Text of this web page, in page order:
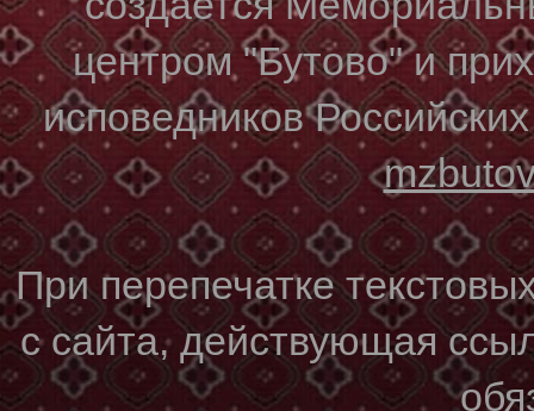
центром "Бутово" и
исповедников
При перепечатке
с сайта, действующая